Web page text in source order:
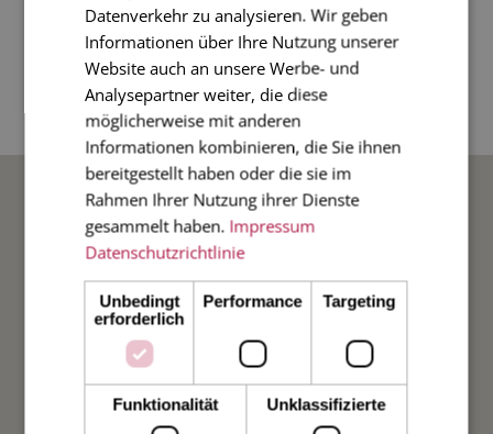
4-seitige Klappkarte im Diplomatenformat, 11 x
17 cm, mit gefüttertem Umschlag, Innenfarbe
BELIEBTE ANLÄSSE
Hochzeit
Weihnachten
Datenverkehr zu analysieren. Wir geben
Informationen über Ihre Nutzung unserer
Website auch an unsere Werbe- und
Analysepartner weiter, die diese
möglicherweise mit anderen
Informationen kombinieren, die Sie ihnen
bereitgestellt haben oder die sie im
Rahmen Ihrer Nutzung ihrer Dienste
gesammelt haben. Impressum
Datenschutzrichtlinie
Unbedingt
erforderlich
Performance Targeting
Funktionalität Unklassifizierte